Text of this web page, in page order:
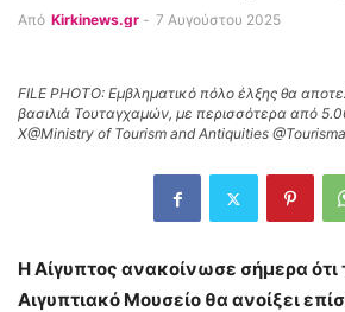
Από Kirkinews.gr - 7 Αυγούστου 2025
FILE PHOTO: Εμβληματικό πόλο έλξης θα
βασιλιά Τουταγχαμών, με περισσότερα από
X@Ministry of Tourism and Antiquities
Η Αίγυπτος ανακοίνωσε σήμερα
Αιγυπτιακό Μουσείο θα ανοίξει